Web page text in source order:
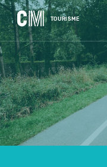
CM
Tourisme
DE
TOURISME
Navigation
principale
Suchen
nach
einer
Aktivität,
einer
Unterkunft…